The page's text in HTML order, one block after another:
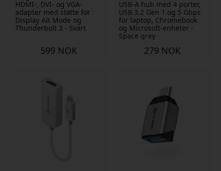
HDMI-, DVI- og VGA-
adapter med støtte for
Display Alt Mode og
Thunderbolt 3 - Svart
599 NOK
USB-A hub med 4 porter,
USB 3.2 Gen 1 og 5 Gbps
for laptop, Chromebook
og Microsoft-enheter -
Space grey
279 NOK